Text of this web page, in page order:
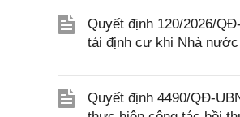
Quyết định 120/2026/
tái định cư khi Nhà
Quyết định 4490/QĐ-